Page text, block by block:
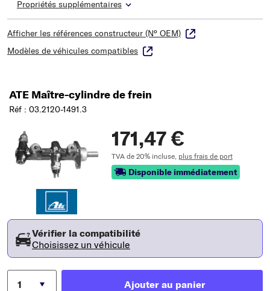
Propriétés supplémentaires
Afficher les références constructeur (N° OEM)
Modèles de véhicules compatibles
ATE Maître-cylindre de frein
Réf : 03.2120-1491.3
171,47 €
TVA de 20% incluse, plus frais de port
Disponible immédiatement
Vérifier la compatibilité
Choisissez un véhicule
Ajouter au panier